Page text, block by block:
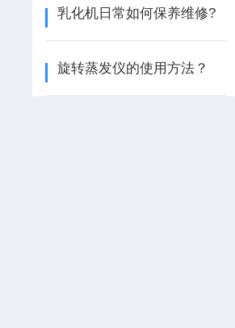
乳化机日常如何保养维修?
旋转蒸发仪的使用方法？